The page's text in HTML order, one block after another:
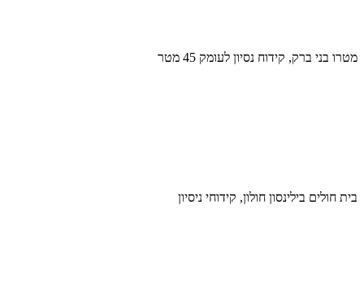
מטרו בני ברק, קידוח נסיון לעומק 45 מטר
בית חולים בילינסון חולון, קידוחי ניסיון